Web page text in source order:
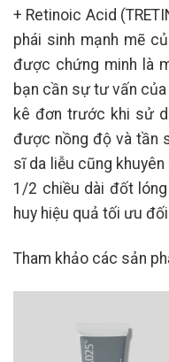
+ Retinoic Acid
phái sinh mạnh mẽ
được chứng minh là
bạn cần sự tư vấn
kê đơn trước khi sử
được nồng độ và tần
sĩ da liễu cũng
1/2 chiều dài đốt
huy hiệu quả tối ưu
Tham khảo các sản